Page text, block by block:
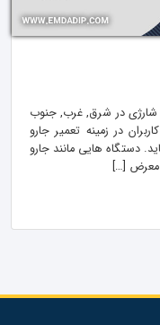
شارژی در شرق, غرب, جنوب
در زمینه تعمیر جارو
دستگاه هایی مانند جارو
معرض […]